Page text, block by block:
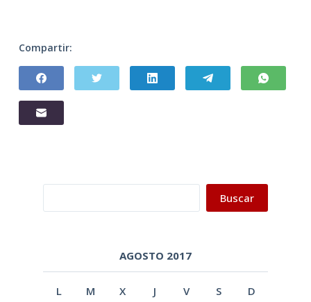
Compartir:
Buscar
AGOSTO 2017
L M X J V S D